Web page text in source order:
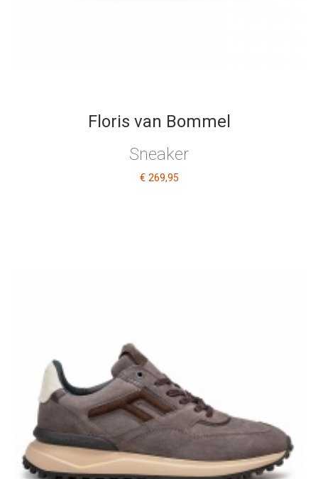
Floris van Bommel
Sneaker
€ 269,95